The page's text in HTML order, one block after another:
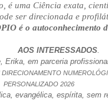
é uma Ciência exata,
ser direcionada e
é o autoconhecimento
AOS INTERESSADOS.
Erika, em parceria
PERSONALIZADO 2026
evangélica, espírita, sem